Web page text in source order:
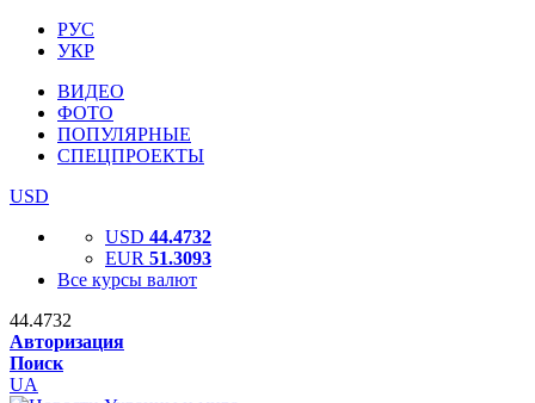
РУС
УКР
ВИДЕО
ФОТО
ПОПУЛЯРНЫЕ
СПЕЦПРОЕКТЫ
USD
USD 44.4732
EUR 51.3093
Все курсы валют
44.4732
Авторизация
Поиск
UA